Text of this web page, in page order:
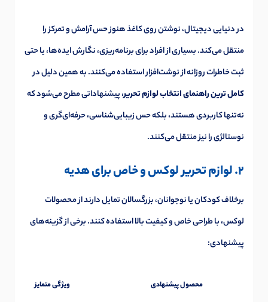
در دنیایی دیجیتال، نوشتن روی کاغذ هنوز حس آرامش و تمرکز را
منتقل می‌کند. بسیاری از افراد برای برنامه‌ریزی، نگارش ایده‌ها، یا حتی
ثبت خاطرات روزانه از نوشت‌افزار استفاده می‌کنند. به همین دلیل در
کامل ترین راهنمای انتخاب لوازم تحریر، پیشنهاداتی مطرح می‌شود که
نه‌تنها کاربردی هستند، بلکه حس زیبایی‌شناسی، حرفه‌ای‌گری و
نوستالژی را نیز منتقل می‌کنند.
2. لوازم تحریر لوکس و خاص برای هدیه
برخلاف کودکان یا نوجوانان، بزرگسالان تمایل دارند از محصولات
لوکس، با طراحی خاص و کیفیت بالا استفاده کنند. برخی از گزینه‌های
پیشنهادی:
محصول پیشنهادی ویژگی متمایز